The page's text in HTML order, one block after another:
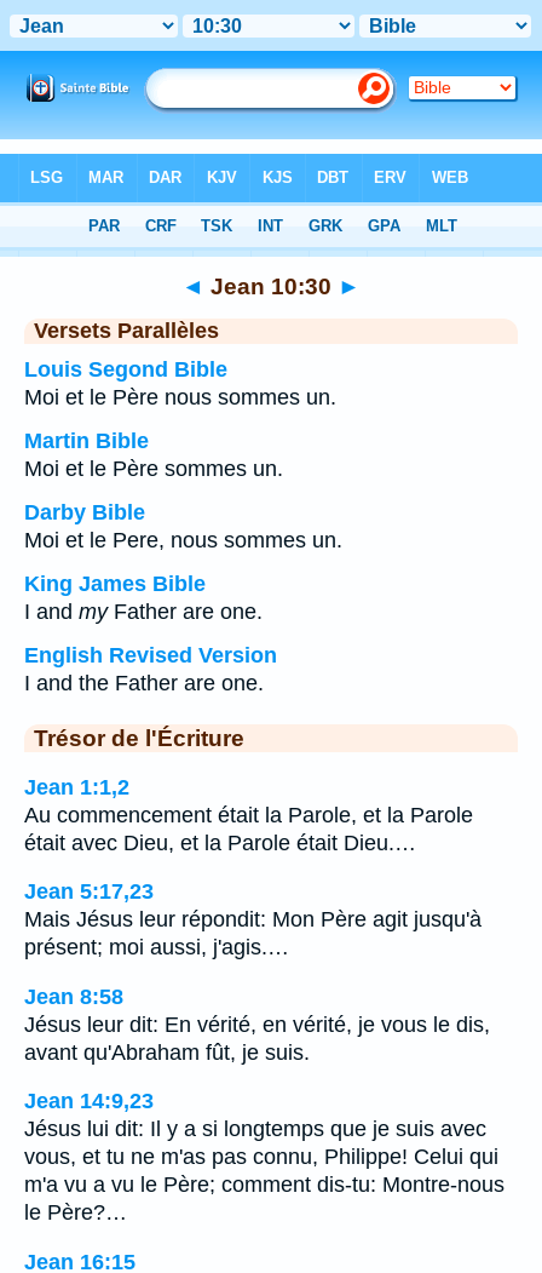
Chapitre 10> Verset 30
◄ Jean 10:30 ►
Versets Parallèles
Louis Segond Bible
Moi et le Père nous sommes un.
Martin Bible
Moi et le Père sommes un.
Darby Bible
Moi et le Pere, nous sommes un.
King James Bible
I and myFather are one.
English Revised Version
I and the Father are one.
Trésor de l'Écriture
Jean 1:1,2
Au commencement était la Parole, et la Parole
était avec Dieu, et la Parole était Dieu.…
Jean 5:17,23
Mais Jésus leur répondit: Mon Père agit jusqu'à
présent; moi aussi, j'agis.…
Jean 8:58
Jésus leur dit: En vérité, en vérité, je vous le dis,
avant qu'Abraham fût, je suis.
Jean 14:9,23
Jésus lui dit: Il y a si longtemps que je suis avec
vous, et tu ne m'as pas connu, Philippe! Celui qui
m'a vu a vu le Père; comment dis-tu: Montre-nous
le Père?…
Jean 16:15